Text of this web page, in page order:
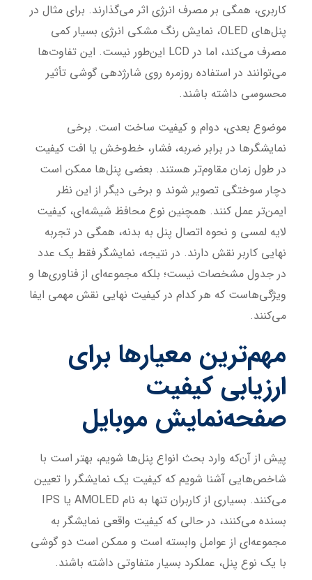
کاربری، همگی بر مصرف انرژی اثر می‌گذارند. برای مثال در
پنل‌های OLED، نمایش رنگ مشکی انرژی بسیار کمی
مصرف می‌کند، اما در LCD این‌طور نیست. این تفاوت‌ها
می‌توانند در استفاده روزمره روی شارژدهی گوشی تأثیر
محسوسی داشته باشند.
موضوع بعدی، دوام و کیفیت ساخت است. برخی
نمایشگرها در برابر ضربه، فشار، خط‌وخش یا افت کیفیت
در طول زمان مقاوم‌تر هستند. بعضی پنل‌ها ممکن است
دچار سوختگی تصویر شوند و برخی دیگر از این نظر
ایمن‌تر عمل کنند. همچنین نوع محافظ شیشه‌ای، کیفیت
لایه لمسی و نحوه اتصال پنل به بدنه، همگی در تجربه
نهایی کاربر نقش دارند. در نتیجه، نمایشگر فقط یک عدد
در جدول مشخصات نیست؛ بلکه مجموعه‌ای از فناوری‌ها و
ویژگی‌هاست که هر کدام در کیفیت نهایی نقش مهمی ایفا
می‌کنند.
مهم‌ترین معیارها برای
ارزیابی کیفیت
صفحه‌نمایش موبایل
پیش از آن‌که وارد بحث انواع پنل‌ها شویم، بهتر است با
شاخص‌هایی آشنا شویم که کیفیت یک نمایشگر را تعیین
می‌کنند. بسیاری از کاربران تنها به نام AMOLED یا IPS
بسنده می‌کنند، در حالی که کیفیت واقعی نمایشگر به
مجموعه‌ای از عوامل وابسته است و ممکن است دو گوشی
با یک نوع پنل، عملکرد بسیار متفاوتی داشته باشند.